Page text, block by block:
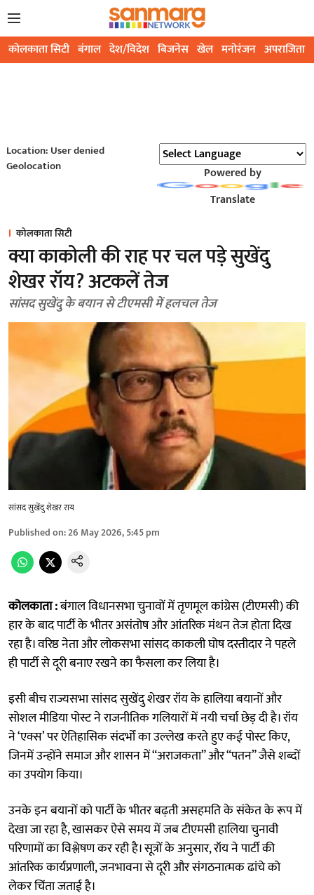
कोलकाता सिटी बंगाल देश/विदेश बिजनेस खेल मनोरंजन अपराजिता
Location: User denied
Geolocation
Powered by
Translate
कोलकाता सिटी
क्या काकोली की राह पर चल पड़े सुखेंदु
शेखर रॉय? अटकलें तेज
सांसद सुखेंदु के बयान से टीएमसी में हलचल तेज
सांसद सुखेंदु शेखर राय
Published on:26 May 2026, 5:45 pm
कोलकाता :बंगाल विधानसभा चुनावों में तृणमूल कांग्रेस (टीएमसी) की
हार के बाद पार्टी के भीतर असंतोष और आंतरिक मंथन तेज होता दिख
रहा है। वरिष्ठ नेता और लोकसभा सांसद काकली घोष दस्तीदार ने पहले
ही पार्टी से दूरी बनाए रखने का फैसला कर लिया है।
इसी बीच राज्यसभा सांसद सुखेंदु शेखर रॉय के हालिया बयानों और
सोशल मीडिया पोस्ट ने राजनीतिक गलियारों में नयी चर्चा छेड़ दी है। रॉय
ने ‘एक्स’ पर ऐतिहासिक संदर्भों का उल्लेख करते हुए कई पोस्ट किए,
जिनमें उन्होंने समाज और शासन में “अराजकता” और “पतन” जैसे शब्दों
का उपयोग किया।
उनके इन बयानों को पार्टी के भीतर बढ़ती असहमति के संकेत के रूप में
देखा जा रहा है, खासकर ऐसे समय में जब टीएमसी हालिया चुनावी
परिणामों का विश्लेषण कर रही है। सूत्रों के अनुसार, रॉय ने पार्टी की
आंतरिक कार्यप्रणाली, जनभावना से दूरी और संगठनात्मक ढांचे को
लेकर चिंता जताई है।